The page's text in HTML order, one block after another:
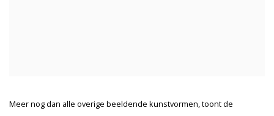
Meer nog dan alle overige beeldende kunstvormen, toont de